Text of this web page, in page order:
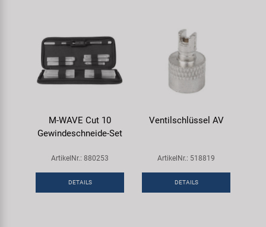
M-WAVE Cut 10
Gewindeschneide-Set
ArtikelNr.: 880253
DETAILS
Ventilschlüssel AV
ArtikelNr.: 518819
DETAILS